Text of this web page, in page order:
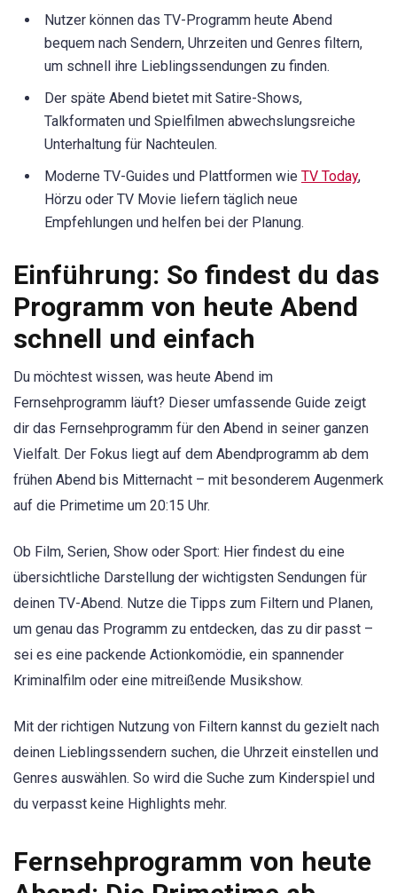
Nutzer können das TV-Programm heute Abend
bequem nach Sendern, Uhrzeiten und Genres filtern,
um schnell ihre Lieblingssendungen zu finden.
Der späte Abend bietet mit Satire-Shows,
Talkformaten und Spielfilmen abwechslungsreiche
Unterhaltung für Nachteulen.
Moderne TV-Guides und Plattformen wie TV Today,
Hörzu oder TV Movie liefern täglich neue
Empfehlungen und helfen bei der Planung.
Einführung: So findest du das
Programm von heute Abend
schnell und einfach
Du möchtest wissen, was heute Abend im
Fernsehprogramm läuft? Dieser umfassende Guide zeigt
dir das Fernsehprogramm für den Abend in seiner ganzen
Vielfalt. Der Fokus liegt auf dem Abendprogramm ab dem
frühen Abend bis Mitternacht – mit besonderem Augenmerk
auf die Primetime um 20:15 Uhr.
Ob Film, Serien, Show oder Sport: Hier findest du eine
übersichtliche Darstellung der wichtigsten Sendungen für
deinen TV-Abend. Nutze die Tipps zum Filtern und Planen,
um genau das Programm zu entdecken, das zu dir passt –
sei es eine packende Actionkomödie, ein spannender
Kriminalfilm oder eine mitreißende Musikshow.
Mit der richtigen Nutzung von Filtern kannst du gezielt nach
deinen Lieblingssendern suchen, die Uhrzeit einstellen und
Genres auswählen. So wird die Suche zum Kinderspiel und
du verpasst keine Highlights mehr.
Fernsehprogramm von heute